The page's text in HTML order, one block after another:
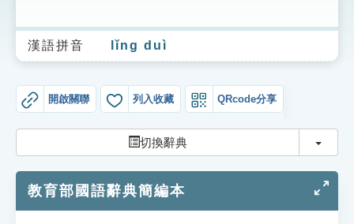
生字詞彙表
成語故事
索引選單
單字索引
漢語拼音 lǐng duì
開啟關聯 列入收藏 QRcode分享
切換辭典 切換
教育部國語辭典簡編本